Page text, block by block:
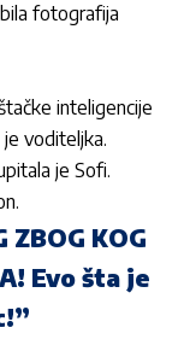
fotografija
inteligencije
voditeljka.
je Sofi.
ZBOG KOG
Evo šta je